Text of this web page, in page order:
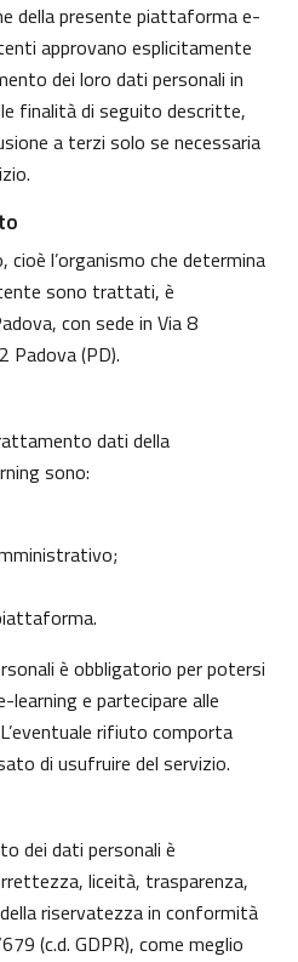
della presente piattaforma e-
approvano esplicitamente
dei loro dati personali in
finalità di seguito descritte,
a terzi solo se necessaria
l’organismo che determina
sono trattati, è
con sede in Via 8
Padova (PD).
dati della
sono:
è obbligatorio per potersi
e partecipare alle
rifiuto comporta
di usufruire del servizio.
dei dati personali è
liceità, trasparenza,
riservatezza in conformità
(c.d. GDPR), come meglio